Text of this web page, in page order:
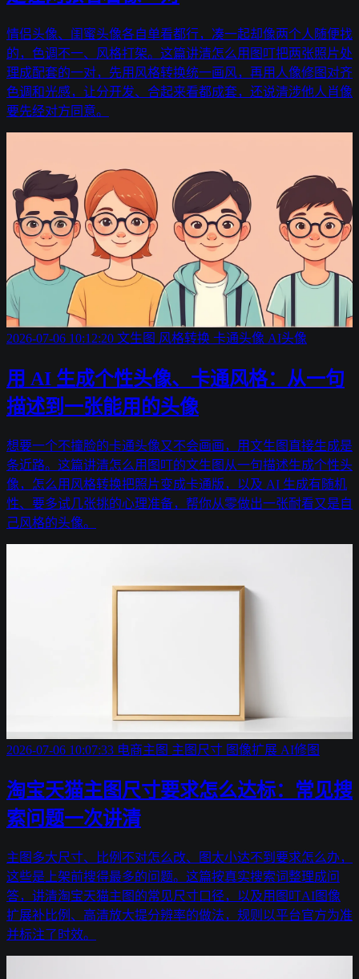
情侣头像、闺蜜头像各自单看都行，凑一起却像两个人随便找
的，色调不一、风格打架。这篇讲清怎么用图叮把两张照片处
理成配套的一对，先用风格转换统一画风，再用人像修图对齐
色调和光感，让分开发、合起来看都成套，还说清涉他人肖像
要先经对方同意。
2026-07-06 10:12:20 文生图 风格转换 卡通头像 AI头像
用 AI 生成个性头像、卡通风格：从一句
描述到一张能用的头像
想要一个不撞脸的卡通头像又不会画画，用文生图直接生成是
条近路。这篇讲清怎么用图叮的文生图从一句描述生成个性头
像，怎么用风格转换把照片变成卡通版，以及 AI 生成有随机
性、要多试几张挑的心理准备，帮你从零做出一张耐看又是自
己风格的头像。
2026-07-06 10:07:33 电商主图 主图尺寸 图像扩展 AI修图
淘宝天猫主图尺寸要求怎么达标：常见搜
索问题一次讲清
主图多大尺寸、比例不对怎么改、图太小达不到要求怎么办，
这些是上架前搜得最多的问题。这篇按真实搜索词整理成问
答，讲清淘宝天猫主图的常见尺寸口径，以及用图叮AI图像
扩展补比例、高清放大提分辨率的做法，规则以平台官方为准
并标注了时效。